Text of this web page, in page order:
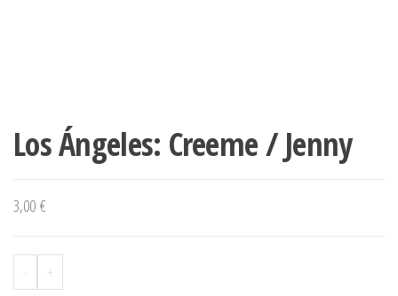
Los Ángeles: Creeme / Jenny
3,00 €
- +